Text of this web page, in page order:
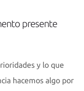
presente
y lo que
hacemos algo por